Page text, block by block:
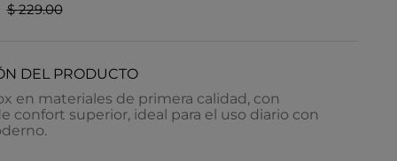
$ 229.00
DEL PRODUCTO
en materiales de primera calidad, con
confort superior, ideal para el uso diario con